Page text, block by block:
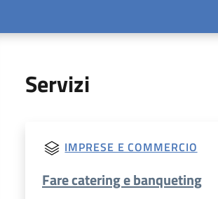
Servizi
IMPRESE E COMMERCIO
Fare catering e banqueting